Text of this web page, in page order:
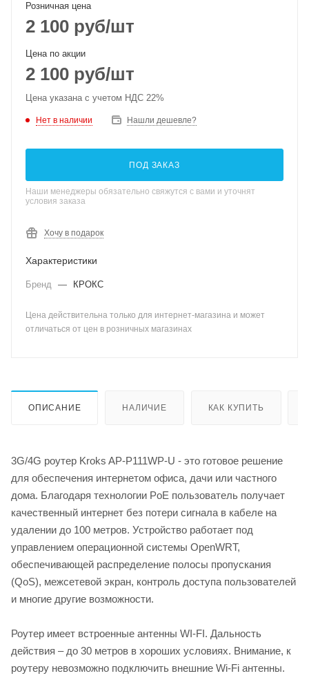
Розничная цена
2 100 руб/шт
Цена по акции
2 100 руб/шт
Цена указана с учетом НДС 22%
Нет в наличии Нашли дешевле?
ПОД ЗАКАЗ
Наши менеджеры обязательно свяжутся с вами и уточнят
условия заказа
Хочу в подарок
Характеристики
Бренд — КРОКС
Цена действительна только для интернет-магазина и может
отличаться от цен в розничных магазинах
ОПИСАНИЕ НАЛИЧИЕ КАК КУПИТЬ
3G/4G роутер Kroks AP-P111WP-U - это готовое решение
для обеспечения интернетом офиса, дачи или частного
дома. Благодаря технологии PoE пользователь получает
качественный интернет без потери сигнала в кабеле на
удалении до 100 метров. Устройство работает под
управлением операционной системы OpenWRT,
обеспечивающей распределение полосы пропускания
(QoS), межсетевой экран, контроль доступа пользователей
и многие другие возможности.
Роутер имеет встроенные антенны WI-FI. Дальность
действия – до 30 метров в хороших условиях. Внимание, к
роутеру невозможно подключить внешние Wi-Fi антенны.